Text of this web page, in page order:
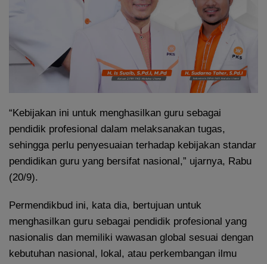
“Kebijakan ini untuk menghasilkan guru sebagai
pendidik profesional dalam melaksanakan tugas,
sehingga perlu penyesuaian terhadap kebijakan standar
pendidikan guru yang bersifat nasional,” ujarnya, Rabu
(20/9).
Permendikbud ini, kata dia, bertujuan untuk
menghasilkan guru sebagai pendidik profesional yang
nasionalis dan memiliki wawasan global sesuai dengan
kebutuhan nasional, lokal, atau perkembangan ilmu